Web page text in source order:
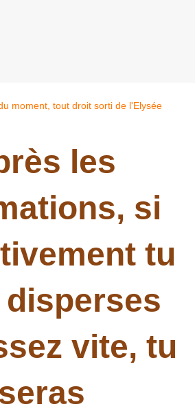
les
si
tu
disperses
vite, tu